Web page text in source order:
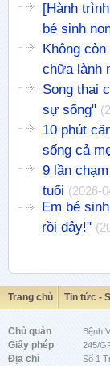
[Hành
bé sinh
Không
chữa lành
Song thai
sự sống"
10 phút
sống cả
9 lần
tuổi (2026-
Em bé
rồi đây!"
Trang chủ Tin tức -
Chủ quản Bệnh
Giấy phép 245/
Địa chỉ Số 1